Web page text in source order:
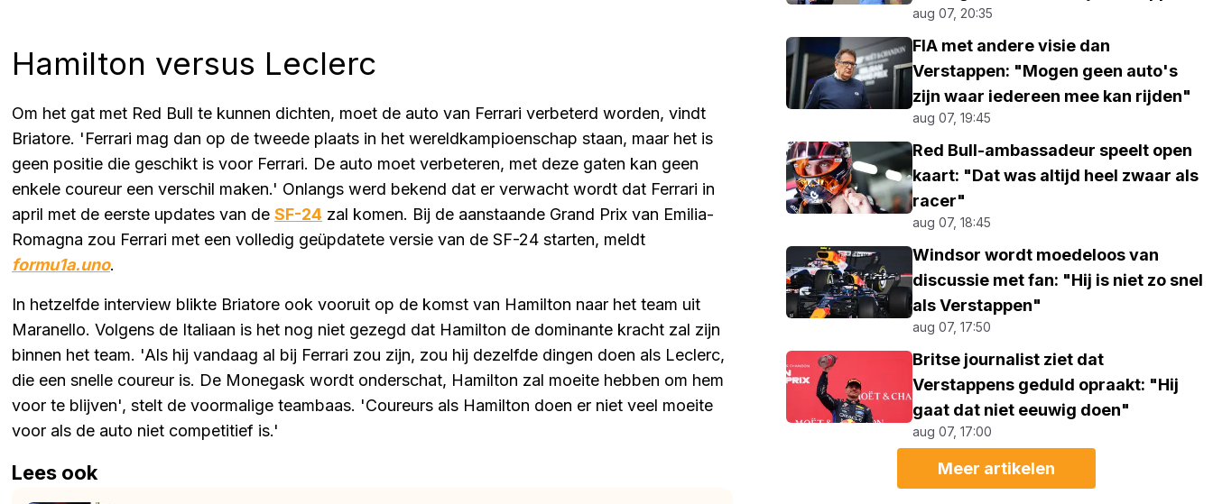
Hamilton versus Leclerc
Om het gat met Red Bull te kunnen dichten, moet de auto van Ferrari verbeterd worden, vindt
Briatore. 'Ferrari mag dan op de tweede plaats in het wereldkampioenschap staan, maar het is
geen positie die geschikt is voor Ferrari. De auto moet verbeteren, met deze gaten kan geen
enkele coureur een verschil maken.' Onlangs werd bekend dat er verwacht wordt dat Ferrari in
april met de eerste updates van de SF-24 zal komen. Bij de aanstaande Grand Prix van Emilia-
Romagna zou Ferrari met een volledig geüpdatete versie van de SF-24 starten, meldt
formu1a.uno.
In hetzelfde interview blikte Briatore ook vooruit op de komst van Hamilton naar het team uit
Maranello. Volgens de Italiaan is het nog niet gezegd dat Hamilton de dominante kracht zal zijn
binnen het team. 'Als hij vandaag al bij Ferrari zou zijn, zou hij dezelfde dingen doen als Leclerc,
die een snelle coureur is. De Monegask wordt onderschat, Hamilton zal moeite hebben om hem
voor te blijven', stelt de voormalige teambaas. 'Coureurs als Hamilton doen er niet veel moeite
voor als de auto niet competitief is.'
Lees ook
aug 07, 20:35
FIA met andere visie dan
Verstappen: "Mogen geen auto's
zijn waar iedereen mee kan rijden"
aug 07, 19:45
Red Bull-ambassadeur speelt open
kaart: "Dat was altijd heel zwaar als
racer"
aug 07, 18:45
Windsor wordt moedeloos van
discussie met fan: "Hij is niet zo snel
als Verstappen"
aug 07, 17:50
Britse journalist ziet dat
Verstappens geduld opraakt: "Hij
gaat dat niet eeuwig doen"
aug 07, 17:00
Meer artikelen